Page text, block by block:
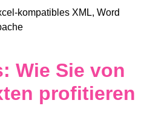
kompatibles XML, Word
Wie Sie von
profitieren